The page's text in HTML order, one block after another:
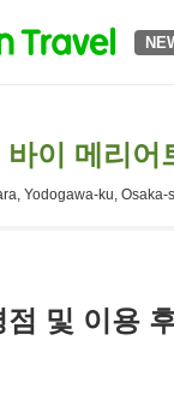
바이 메리어
Yodogawa-ku, Osaka-
및 이용 후